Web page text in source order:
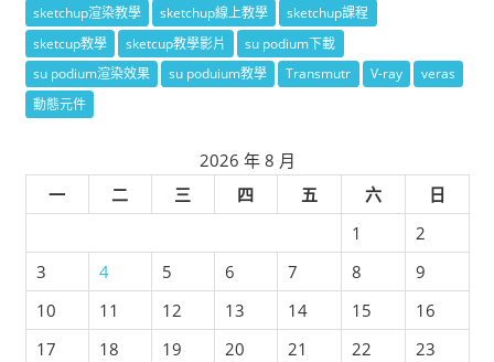
sketchup渲染教學 sketchup線上教學
sketchup課程
sketcup教學
sketcup教學影片
su podium下載
su podium渲染效果
su poduium教學 Transmutr V-ray
veras
動態元件
2026 年 8 月
一
二 三 四 五 六
日
1
2
3
4 5 6 7 8
9
10
11 12 13 14 15
16
17
18 19 20 21 22
23